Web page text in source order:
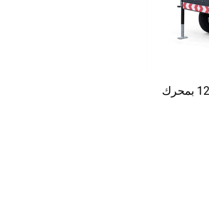
ضاغط هواء ديزل 125CFM بمحرك